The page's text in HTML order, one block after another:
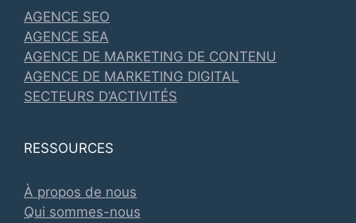
AGENCE SEO
AGENCE SEA
AGENCE DE MARKETING DE CONTENU
AGENCE DE MARKETING DIGITAL
SECTEURS D’ACTIVITÉS
RESSOURCES
À propos de nous
Qui sommes-nous